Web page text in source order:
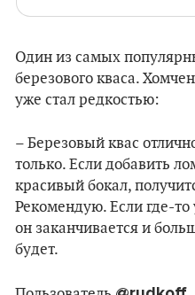
Один из самых
березового кваса.
уже стал редкостью:
– Березовый квас
только. Если добавить
красивый бокал,
Рекомендую. Если где-то
он заканчивается и
будет.